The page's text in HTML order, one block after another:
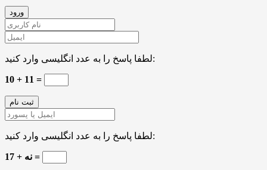
لطفا پاسخ را به عدد انگلیسی وارد کنید:
10 + 11 =
لطفا پاسخ را به عدد انگلیسی وارد کنید:
نه + 17 =